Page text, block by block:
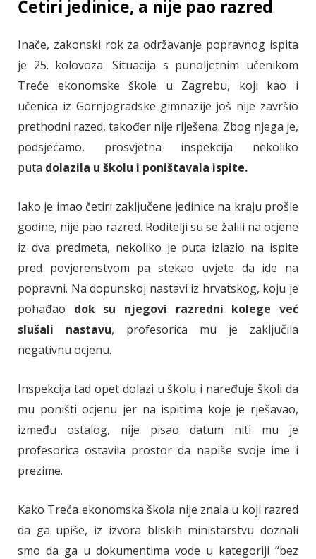
Četiri jedinice, a nije pao razred
Inače, zakonski rok za održavanje popravnog ispita
je 25. kolovoza. Situacija s punoljetnim učenikom
Treće ekonomske škole u Zagrebu, koji kao i
učenica iz Gornjogradske gimnazije još nije završio
prethodni razed, također nije riješena. Zbog njega je,
podsjećamo, prosvjetna inspekcija nekoliko
puta dolazila u školu i poništavala ispite.
Iako je imao četiri zaključene jedinice na kraju prošle
godine, nije pao razred. Roditelji su se žalili na ocjene
iz dva predmeta, nekoliko je puta izlazio na ispite
pred povjerenstvom pa stekao uvjete da ide na
popravni. Na dopunskoj nastavi iz hrvatskog, koju je
pohađao dok su njegovi razredni kolege već
slušali nastavu, profesorica mu je zaključila
negativnu ocjenu.
Inspekcija tad opet dolazi u školu i naređuje školi da
mu poništi ocjenu jer na ispitima koje je rješavao,
između ostalog, nije pisao datum niti mu je
profesorica ostavila prostor da napiše svoje ime i
prezime.
Kako Treća ekonomska škola nije znala u koji razred
da ga upiše, iz izvora bliskih ministarstvu doznali
smo da ga u dokumentima vode u kategoriji “bez